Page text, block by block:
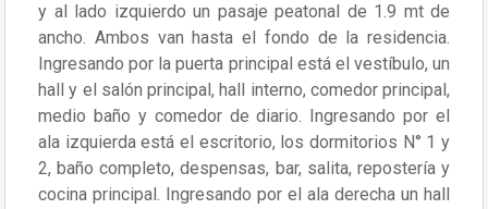
y al lado izquierdo un pasaje peatonal de 1.9 mt de
ancho. Ambos van hasta el fondo de la residencia.
Ingresando por la puerta principal está el vestíbulo, un
hall y el salón principal, hall interno, comedor principal,
medio baño y comedor de diario. Ingresando por el
ala izquierda está el escritorio, los dormitorios N° 1 y
2, baño completo, despensas, bar, salita, repostería y
cocina principal. Ingresando por el ala derecha un hall